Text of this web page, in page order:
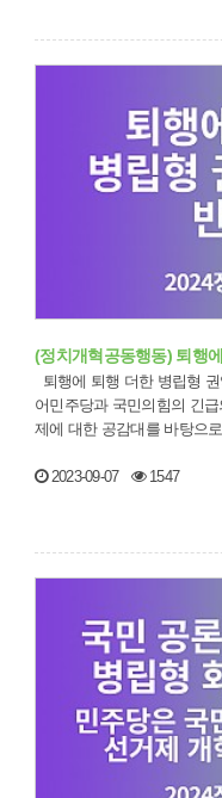
(정치개혁공동행동) 퇴행
어민주당과 국민의힘의 긴
제에 대한 공감대를 바탕으
2023-09-07 1547